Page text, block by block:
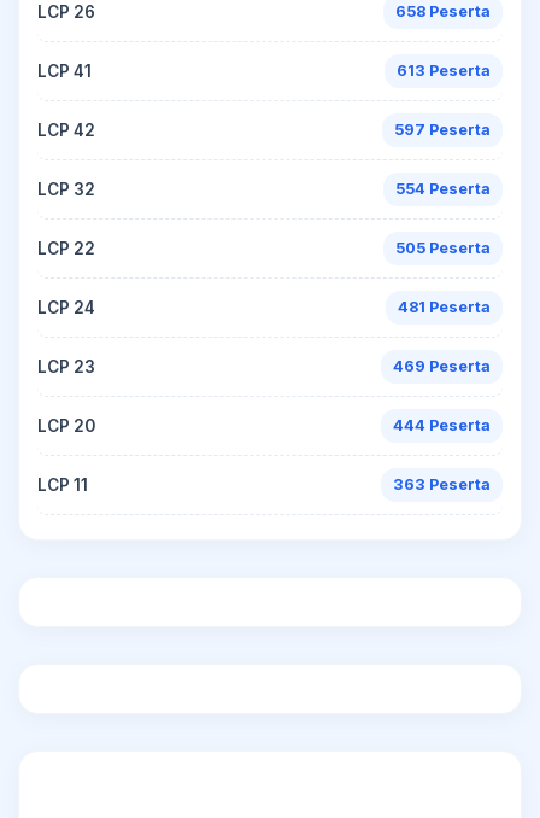
LCP 26 658 Peserta
LCP 41 613 Peserta
LCP 42 597 Peserta
LCP 32 554 Peserta
LCP 22 505 Peserta
LCP 24 481 Peserta
LCP 23 469 Peserta
LCP 20 444 Peserta
LCP 11 363 Peserta